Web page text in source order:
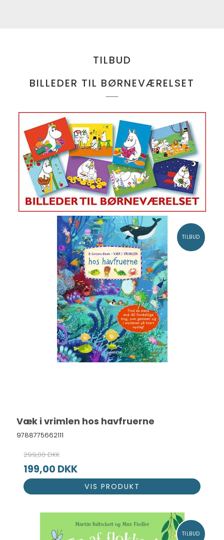
TILBUD
BILLEDER TIL BØRNEVÆRELSET
TILBUD
Væk i vrimlen hos havfruerne
9788775662111
299,00 DKK
199,00 DKK
VIS PRODUKT
TILBUD